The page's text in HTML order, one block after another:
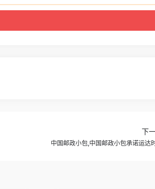
下
中国邮政小包,中国邮政小包承诺运达